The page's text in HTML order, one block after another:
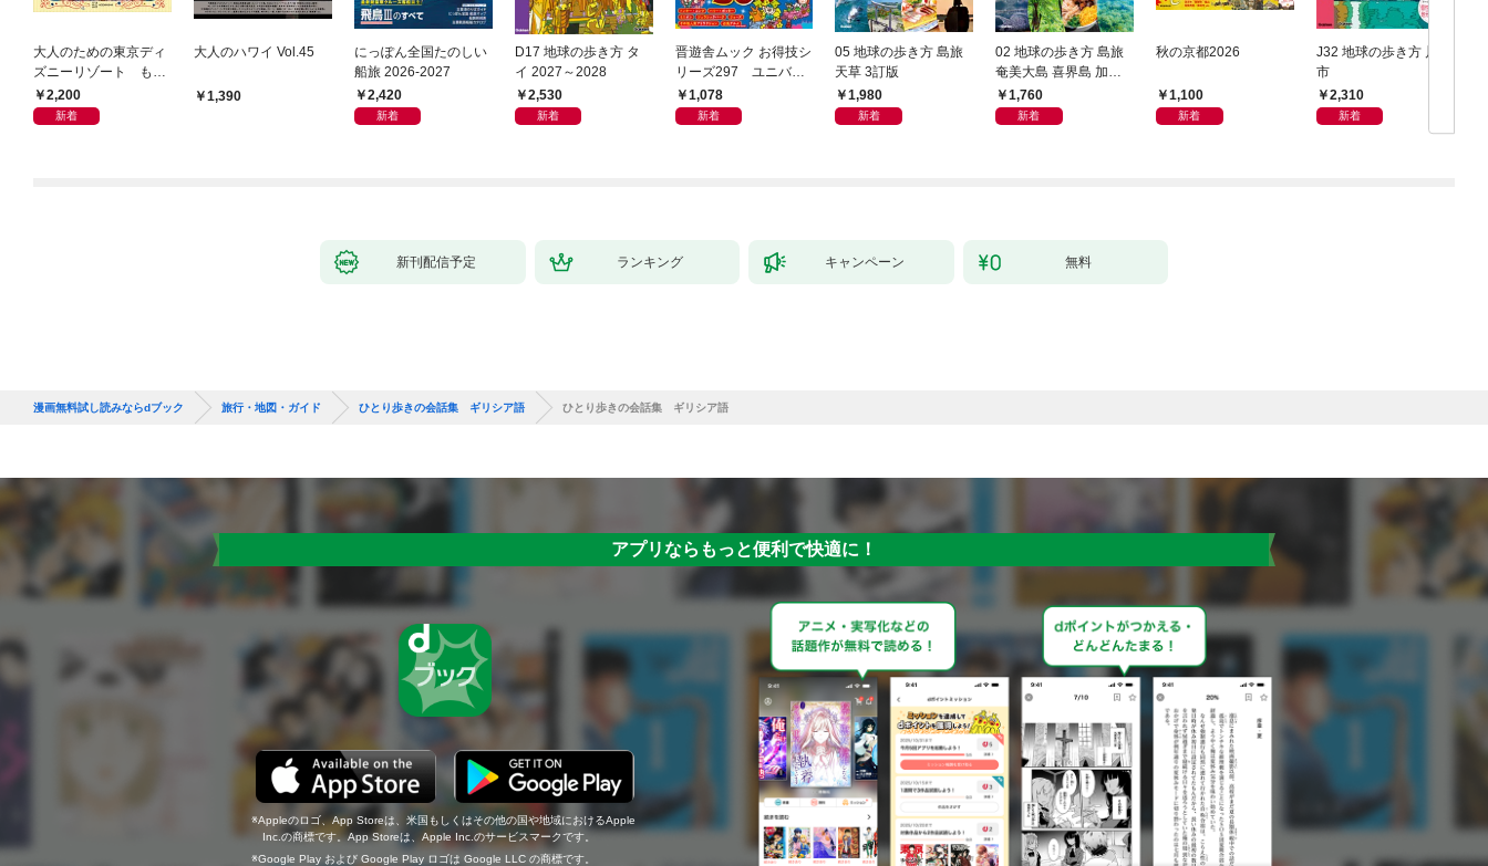
大人のための東京ディ
ズニーリゾート もっ
とやさしいガイド
2,200
新着
大人のハワイ Vol.45
1,390
にっぽん全国たのしい
船旅 2026-2027
2,420
新着
D17 地球の歩き方 タ
イ 2027～2028
2,530
新着
晋遊舎ムック お得技シ
リーズ297 ユニバー
サル・スタジオ・ジャ
パンお得技ベストセレ
1,078
新着
05 地球の歩き方 島旅
天草 3訂版
1,980
新着
02 地球の歩き方 島旅
奄美大島 喜界島 加計
呂麻島(奄美群島1) 5訂
版
1,760
新着
秋の京都2026
1,100
新着
J32 地球の歩き方 川崎
市
2,310
新着
新刊配信予定 ランキング キャンペーン 無料
漫画無料試し読みならdブック 旅行・地図・ガイド ひとり歩きの会話集 ギリシア語 ひとり歩きの会話集 ギリシア語
アプリならもっと便利で快適に！
Appleのロゴ、App Storeは、米国もしくはその他の国や地域におけるApple
Inc.の商標です。App Storeは、Apple Inc.のサービスマークです。
Google Play および Google Play ロゴは Google LLC の商標です。